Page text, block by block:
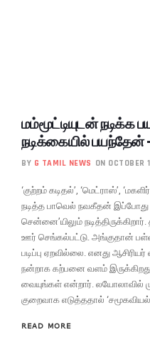
மம்மூட்டியுடன்
நடிக்கையில்
BY G TAMIL NEWS ON OCTOBER
‘குற்றம் கடிதல்’, ‘மெட்ராஸ்’,
நடித்த பாவெல் நவகீதன் இப்போது
சென்னை’யிலும்
ஊர் செங்கல்பட்டு. அங்குதான்
படிப்பு ஏறவில்லை. எனது
நன்றாக கற்பனை வளம்
வையுங்கள் என்றார். லயோலாவில்
குறைவாக எடுத்ததால்
READ MORE